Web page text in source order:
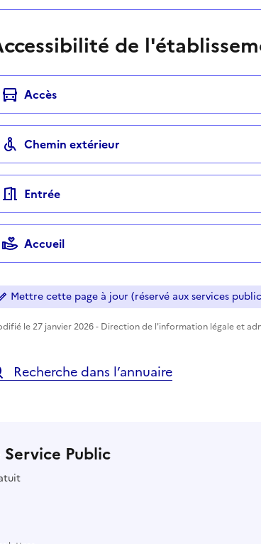
de
Accès
Chemin extérieur
Entrée
Accueil
Mettre cette page à jour (réservé aux services
le 27 janvier 2026 - Direction de l'information légale et
Recherche dans l’annuaire
Public